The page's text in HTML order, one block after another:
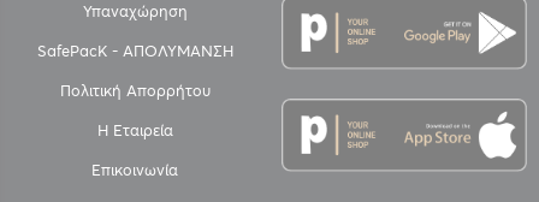
Υπαναχώρηση
SafePacK - ΑΠΟΛΥΜΑΝΣΗ
Πολιτική Απορρήτου
Η Εταιρεία
Επικοινωνία